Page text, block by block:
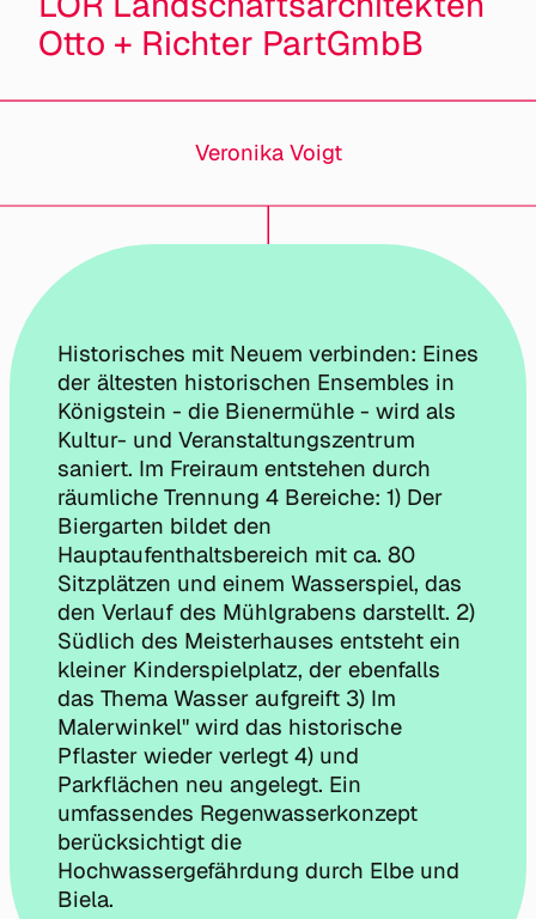
Otto + Richter PartGmbB
Veronika Voigt
Historisches mit Neuem verbinden: Eines
der ältesten historischen Ensembles in
Königstein - die Bienermühle - wird als
Kultur- und Veranstaltungszentrum
saniert. Im Freiraum entstehen durch
räumliche Trennung 4 Bereiche: 1) Der
Biergarten bildet den
Hauptaufenthaltsbereich mit ca. 80
Sitzplätzen und einem Wasserspiel, das
den Verlauf des Mühlgrabens darstellt. 2)
Südlich des Meisterhauses entsteht ein
kleiner Kinderspielplatz, der ebenfalls
das Thema Wasser aufgreift 3) Im
Malerwinkel" wird das historische
Pflaster wieder verlegt 4) und
Parkflächen neu angelegt. Ein
umfassendes Regenwasserkonzept
berücksichtigt die
Hochwassergefährdung durch Elbe und
Biela.